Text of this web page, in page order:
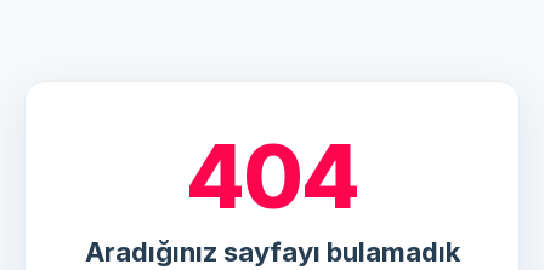
404
Aradığınız sayfayı bulamadık